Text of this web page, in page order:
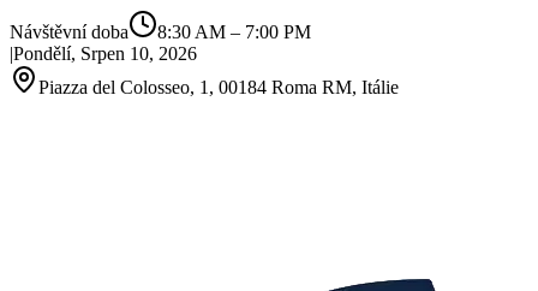
Návštěvní doba 8:30 AM – 7:00 PM
|Pondělí, Srpen 10, 2026
Piazza del Colosseo, 1, 00184 Roma RM, Itálie